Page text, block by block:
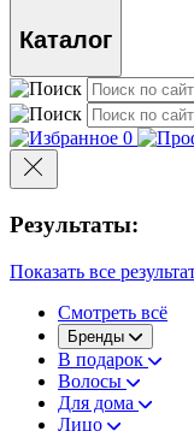
Каталог
0
Результаты:
Показать все
Смотреть всё
Бренды
В подарок
Волосы
Для дома
Лицо